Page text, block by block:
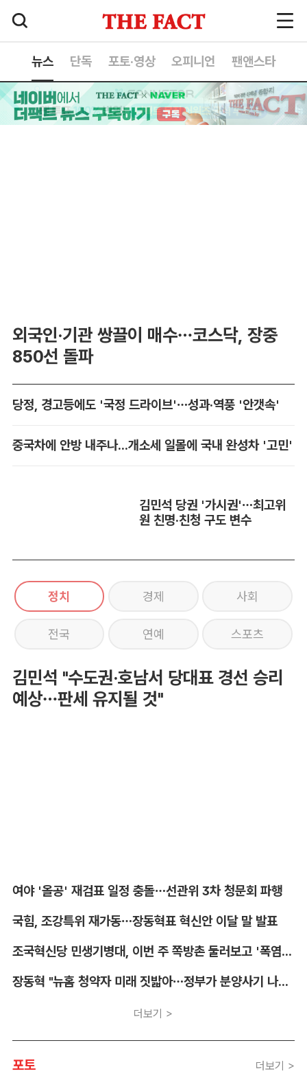
뉴스 단독 포토·영상 오피니언 팬앤스타
외국인·기관 쌍끌이 매수…코스닥, 장중
850선 돌파
당정, 경고등에도 '국정 드라이브'…성과·역풍 '안갯속'
중국차에 안방 내주나...개소세 일몰에 국내 완성차 '고민'
김민석 당권 '가시권'…최고위
원 친명·친청 구도 변수
정치 경제 사회
전국 연예 스포츠
김민석 "수도권·호남서 당대표 경선 승리
예상…판세 유지될 것"
여야 '올공' 재검표 일정 충돌…선관위 3차 청문회 파행
국힘, 조강특위 재가동…장동혁표 혁신안 이달 말 발표
조국혁신당 민생기병대, 이번 주 쪽방촌 둘러보고 '폭염 종합 대책' 낸다
장동혁 "뉴홈 청약자 미래 짓밟아…정부가 분양사기 나선 것"
더보기 >
포토 더보기 >